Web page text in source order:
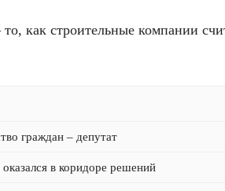
как строительные компании
граждан – депутат
в коридоре решений